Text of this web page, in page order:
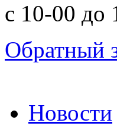
с 10-00 до
Обратный
Новости